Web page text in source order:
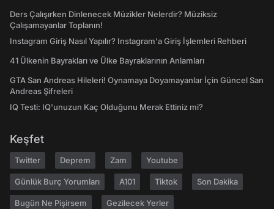
Ders Çalışırken Dinlenecek Müzikler Nelerdir? Müziksiz
Çalışamayanlar Toplanın!
Instagram Giriş Nasıl Yapılır? Instagram'a Giriş İşlemleri Rehberi
41 Ülkenin Bayrakları ve Ülke Bayraklarının Anlamları
GTA San Andreas Hileleri! Oynamaya Doyamayanlar İçin Güncel San
Andreas Şifreleri
IQ Testi: IQ'unuzun Kaç Olduğunu Merak Ettiniz mi?
Keşfet
Twitter Deprem Zam Youtube
Günlük Burç Yorumları A101 Tiktok Son Dakika
Bugün Ne Pişirsem Gezilecek Yerler